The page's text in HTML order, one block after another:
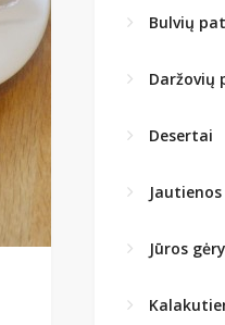
Bulvių
Daržovių
Desertai
Jūros